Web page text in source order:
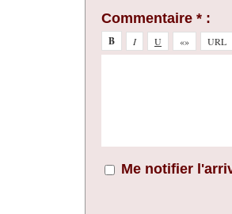
Commentaire * :
Me notifier